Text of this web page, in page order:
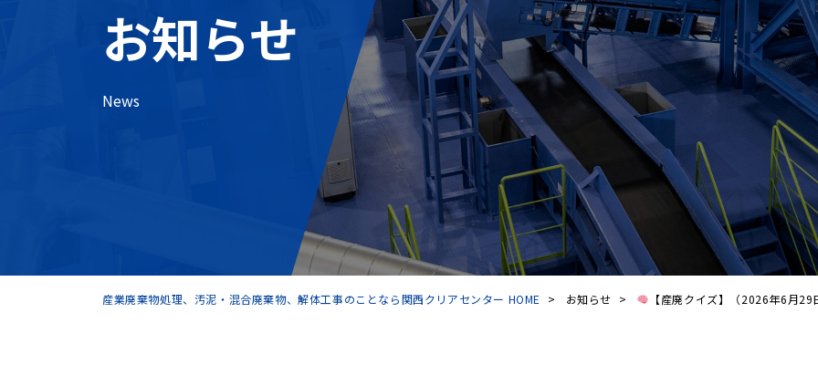
お知らせ
News
産業廃棄物処理、汚泥・混合廃棄物、解体工事のことなら関西クリアセンター HOME > お知らせ > 【産廃クイズ】（2026年6月29